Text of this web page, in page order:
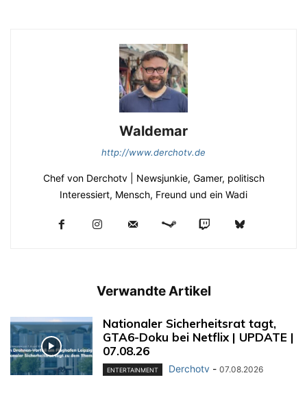
Waldemar
http://www.derchotv.de
Chef von Derchotv | Newsjunkie, Gamer, politisch
Interessiert, Mensch, Freund und ein Wadi
Verwandte Artikel
Nationaler Sicherheitsrat tagt,
GTA6-Doku bei Netflix | UPDATE |
07.08.26
ENTERTAINMENT Derchotv - 07.08.2026